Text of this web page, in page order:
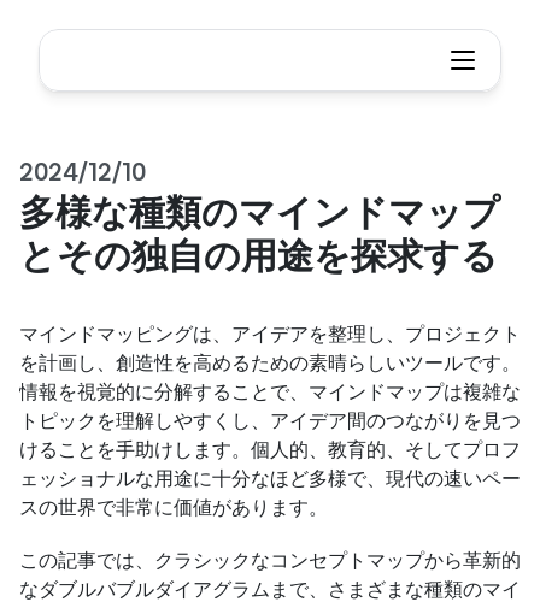
2024/12/10
多様な種類のマインドマップ
とその独自の用途を探求する
マインドマッピングは、アイデアを整理し、プロジェクト
を計画し、創造性を高めるための素晴らしいツールです。
情報を視覚的に分解することで、マインドマップは複雑な
トピックを理解しやすくし、アイデア間のつながりを見つ
けることを手助けします。個人的、教育的、そしてプロフ
ェッショナルな用途に十分なほど多様で、現代の速いペー
スの世界で非常に価値があります。
この記事では、クラシックなコンセプトマップから革新的
なダブルバブルダイアグラムまで、さまざまな種類のマイ